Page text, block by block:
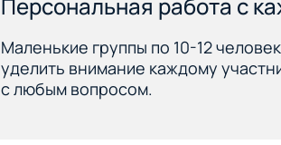
Персональная работа с
Маленькие группы по 10-12
уделить внимание каждому
с любым вопросом.